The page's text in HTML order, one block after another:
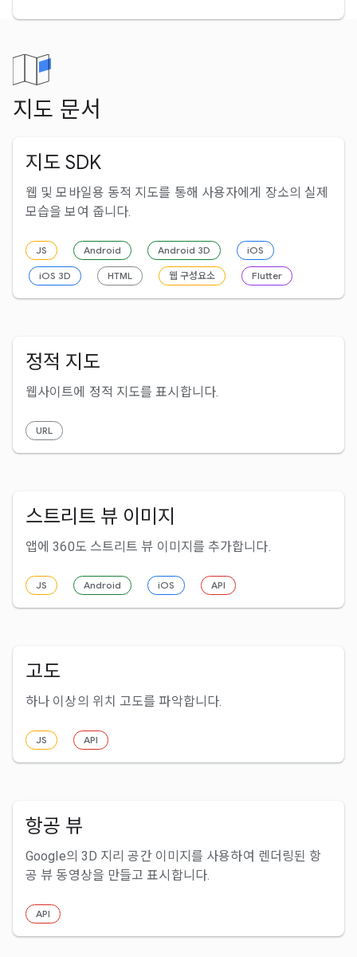
지도 문서
지도 SDK
웹 및 모바일용 동적 지도를 통해 사용자에게 장소의 실제
모습을 보여 줍니다.
JS Android Android 3D iOS
iOS 3D HTML 웹 구성요소 Flutter
정적 지도
웹사이트에 정적 지도를 표시합니다.
URL
스트리트 뷰 이미지
앱에 360도 스트리트 뷰 이미지를 추가합니다.
JS Android iOS API
고도
하나 이상의 위치 고도를 파악합니다.
JS API
항공 뷰
Google의 3D 지리 공간 이미지를 사용하여 렌더링된 항
공 뷰 동영상을 만들고 표시합니다.
API